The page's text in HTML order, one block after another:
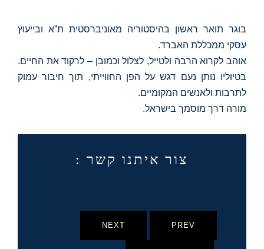
בוגר תואר ראשון בהיסטוריה מאוניברסטית ת”א ובייעוץ
עסקי ממכללת האברד.
אוהב לקרוא הרבה ולטייל, לצלול וכמובן – לרקוד את החיים.
בטיוליו נותן נעם דגש על הפן החווייתי, תוך חיבור עמוק
לתרבות ולאנשים המקומיים.
מורה דרך מוסמך בישראל.
צור איתנו קשר :
PREV
NEXT